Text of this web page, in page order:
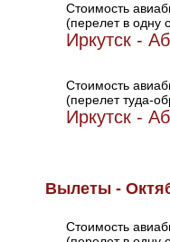
Стоимость
(перелет в одну
Иркутск -
Стоимость
(перелет туда-
Иркутск -
Вылеты -
Стоимость